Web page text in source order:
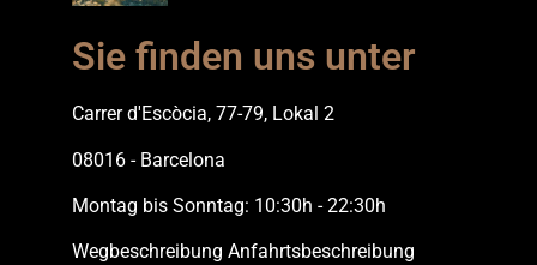
Sie finden uns unter
Carrer d'Escòcia, 77-79, Lokal 2
08016 - Barcelona
Montag bis Sonntag: 10:30h - 22:30h
Wegbeschreibung Anfahrtsbeschreibung